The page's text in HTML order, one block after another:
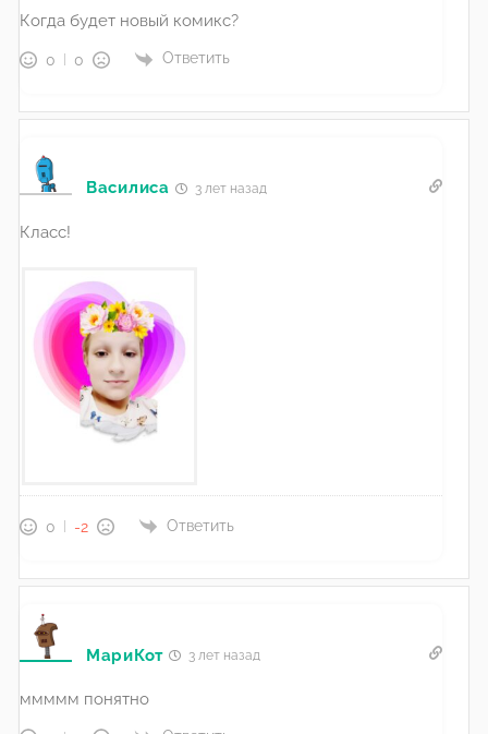
Когда будет новый комикс?
0 0 Ответить
Василиса 3 лет назад
Класс!
0 -2 Ответить
МариКот 3 лет назад
ммммм понятно